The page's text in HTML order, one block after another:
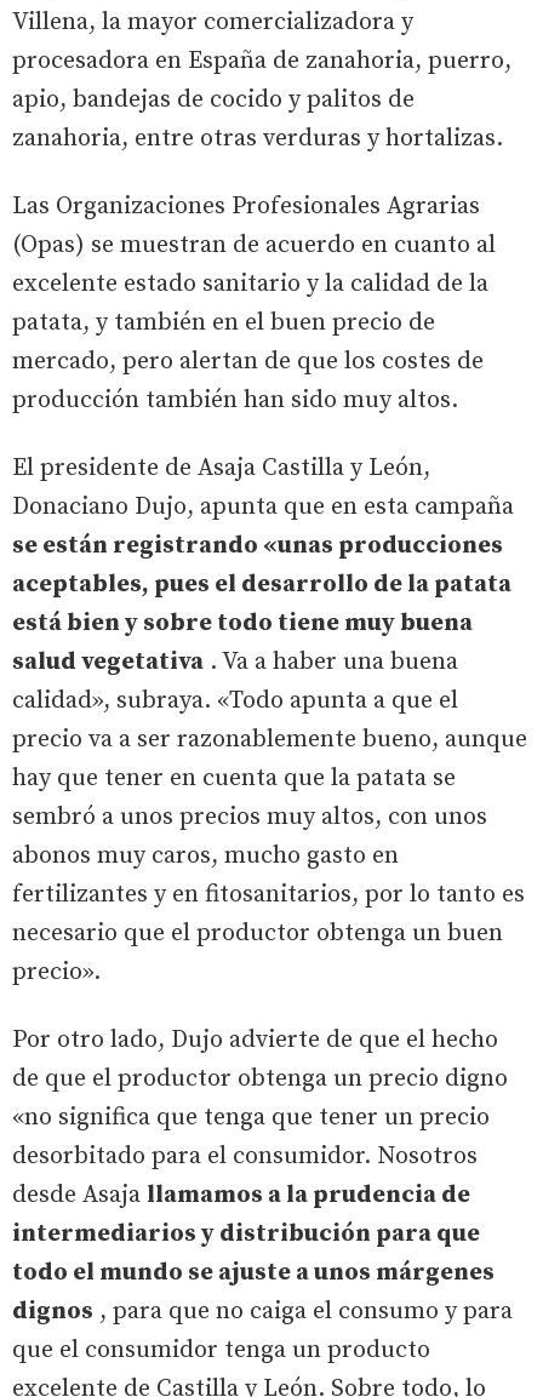
Villena, la mayor comercializadora y
procesadora en España de zanahoria, puerro,
apio, bandejas de cocido y palitos de
zanahoria, entre otras verduras y hortalizas.
Las Organizaciones Profesionales Agrarias
(Opas) se muestran de acuerdo en cuanto al
excelente estado sanitario y la calidad de la
patata, y también en el buen precio de
mercado, pero alertan de que los costes de
producción también han sido muy altos.
El presidente de Asaja Castilla y León,
Donaciano Dujo, apunta que en esta campaña
se están registrando «unas producciones
aceptables, pues el desarrollo de la patata
está bien y sobre todo tiene muy buena
salud vegetativa . Va a haber una buena
calidad», subraya. «Todo apunta a que el
precio va a ser razonablemente bueno, aunque
hay que tener en cuenta que la patata se
sembró a unos precios muy altos, con unos
abonos muy caros, mucho gasto en
fertilizantes y en fitosanitarios, por lo tanto es
necesario que el productor obtenga un buen
precio».
Por otro lado, Dujo advierte de que el hecho
de que el productor obtenga un precio digno
«no significa que tenga que tener un precio
desorbitado para el consumidor. Nosotros
desde Asaja llamamos a la prudencia de
intermediarios y distribución para que
todo el mundo se ajuste a unos márgenes
dignos , para que no caiga el consumo y para
que el consumidor tenga un producto
excelente de Castilla y León. Sobre todo, lo